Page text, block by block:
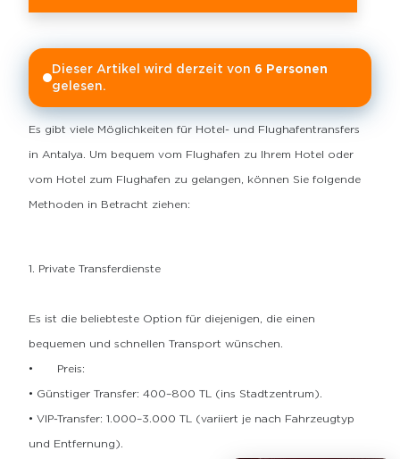
Dieser Artikel wird derzeit von 6 Personen
gelesen.
Es gibt viele Möglichkeiten für Hotel- und Flughafentransfers
in Antalya. Um bequem vom Flughafen zu Ihrem Hotel oder
vom Hotel zum Flughafen zu gelangen, können Sie folgende
Methoden in Betracht ziehen:
1. Private Transferdienste
Es ist die beliebteste Option für diejenigen, die einen
bequemen und schnellen Transport wünschen.
•
Preis:
• Günstiger Transfer: 400–800 TL (ins Stadtzentrum).
• VIP-Transfer: 1.000–3.000 TL (variiert je nach Fahrzeugtyp
und Entfernung).